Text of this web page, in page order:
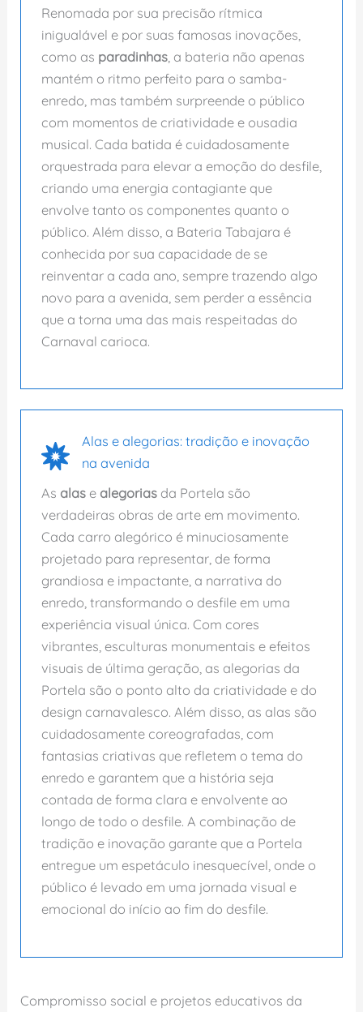
Renomada por sua precisão rítmica
inigualável e por suas famosas inovações,
como as paradinhas, a bateria não apenas
mantém o ritmo perfeito para o samba-
enredo, mas também surpreende o público
com momentos de criatividade e ousadia
musical. Cada batida é cuidadosamente
orquestrada para elevar a emoção do desfile,
criando uma energia contagiante que
envolve tanto os componentes quanto o
público. Além disso, a Bateria Tabajara é
conhecida por sua capacidade de se
reinventar a cada ano, sempre trazendo algo
novo para a avenida, sem perder a essência
que a torna uma das mais respeitadas do
Carnaval carioca.
Alas e alegorias: tradição e inovação
na avenida
As alase alegoriasda Portela são
verdadeiras obras de arte em movimento.
Cada carro alegórico é minuciosamente
projetado para representar, de forma
grandiosa e impactante, a narrativa do
enredo, transformando o desfile em uma
experiência visual única. Com cores
vibrantes, esculturas monumentais e efeitos
visuais de última geração, as alegorias da
Portela são o ponto alto da criatividade e do
design carnavalesco. Além disso, as alas são
cuidadosamente coreografadas, com
fantasias criativas que refletem o tema do
enredo e garantem que a história seja
contada de forma clara e envolvente ao
longo de todo o desfile. A combinação de
tradição e inovação garante que a Portela
entregue um espetáculo inesquecível, onde o
público é levado em uma jornada visual e
emocional do início ao fim do desfile.
Compromisso social e projetos educativos da